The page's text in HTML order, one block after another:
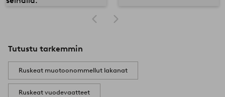
Tutustu tarkemmin
Ruskeat muotoonommellut lakanat
Ruskeat vuodevaatteet